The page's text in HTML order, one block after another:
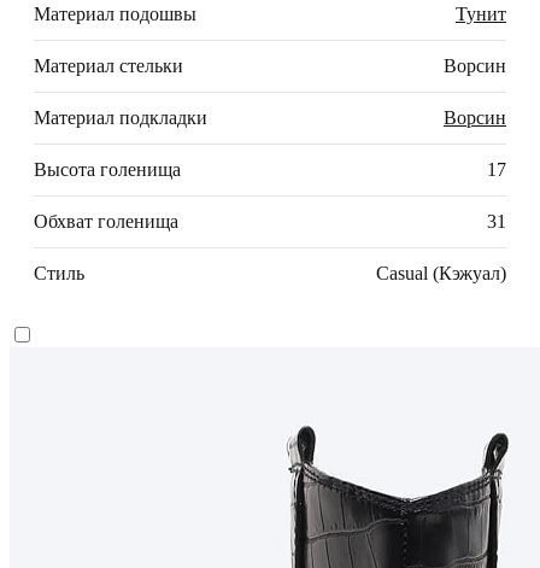
Материал подошвы Тунит
Материал стельки Ворсин
Материал подкладки Ворсин
Высота голенища 17
Обхват голенища 31
Стиль Casual (Кэжуал)